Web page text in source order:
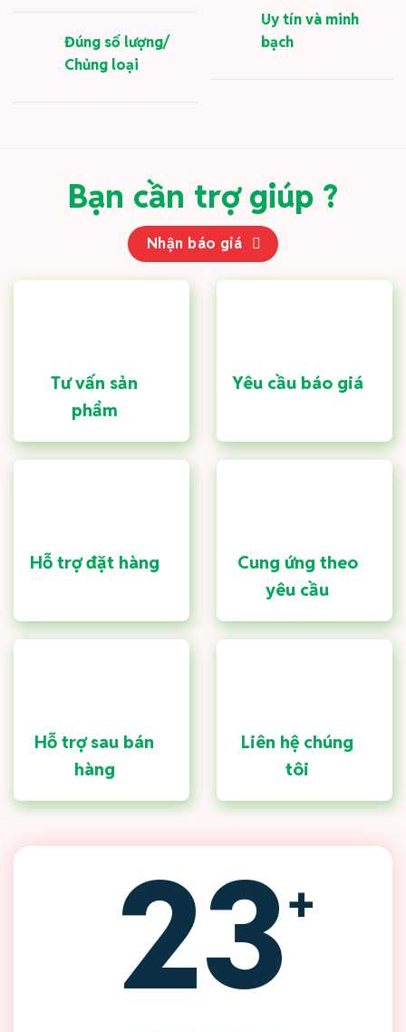
Đúng số lượng/
Chủng loại
Uy tín và minh
bạch
Bạn cần trợ giúp ?
Nhận báo giá
Tư vấn sản
phẩm
Yêu cầu báo giá
Hỗ trợ đặt hàng
Cung ứng theo
yêu cầu
Hỗ trợ sau bán
hàng
Liên hệ chúng
tôi
23+